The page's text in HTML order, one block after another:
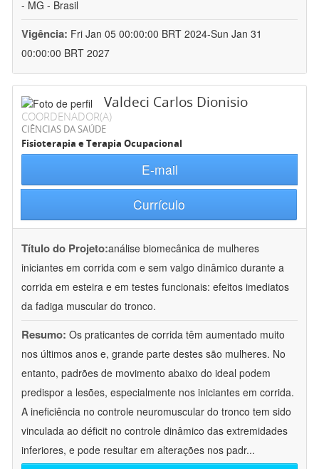
- MG - Brasil
Vigência: Fri Jan 05 00:00:00 BRT 2024-Sun Jan 31
00:00:00 BRT 2027
Valdeci Carlos Dionisio
COORDENADOR(A)
CIÊNCIAS DA SAÚDE
Fisioterapia e Terapia Ocupacional
E-mail
Currículo
Título do Projeto:análise biomecânica de mulheres
iniciantes em corrida com e sem valgo dinâmico durante a
corrida em esteira e em testes funcionais: efeitos imediatos
da fadiga muscular do tronco.
Resumo: Os praticantes de corrida têm aumentado muito
nos últimos anos e, grande parte destes são mulheres. No
entanto, padrões de movimento abaixo do ideal podem
predispor a lesões, especialmente nos iniciantes em corrida.
A ineficiência no controle neuromuscular do tronco tem sido
vinculada ao déficit no controle dinâmico das extremidades
inferiores, e pode resultar em alterações nos padr...